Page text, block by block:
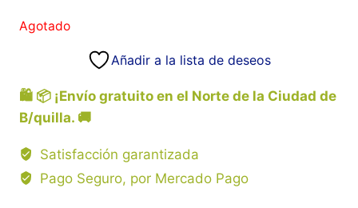
Agotado
Añadir a la lista de deseos
🛍️ 📦 ¡Envío gratuito en el Norte de la Ciudad de
B/quilla. 🚚
Satisfacción garantizada
Pago Seguro, por Mercado Pago